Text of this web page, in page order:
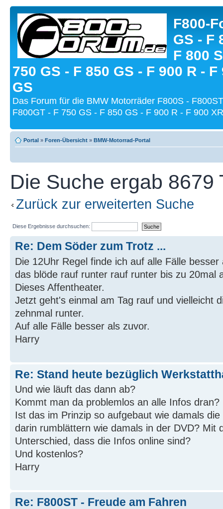
F800-
GS - F
F 800
750 GS - F 850 GS - F 900 R - F
GS
Das Forum für die BMW Motorräder F800S -
F800GT - F 750 GS - F 850 GS - F 900 R - F 900
Portal » Foren-Übersicht » BMW-Motorrad-Portal
Die Suche ergab 8679
Zurück zur erweiterten Suche
Diese Ergebnisse durchsuchen:
Re: Dem Söder zum Trotz ...
Die 12Uhr Regel finde ich auf alle Fälle
das blöde rauf runter rauf runter bis zu 20mal
Dieses Affentheater.
Jetzt geht's einmal am Tag rauf und vielleicht
zehnmal runter.
Auf alle Fälle besser als zuvor.
Harry
Re: Stand heute bezüglich
Und wie läuft das dann ab?
Kommt man da problemlos an alle Infos dran?
Ist das im Prinzip so aufgebaut wie damals
darin rumblättern wie damals in der DVD? Mit
Unterschied, dass die Infos online sind?
Und kostenlos?
Harry
Re: F800ST - Freude am Fahren